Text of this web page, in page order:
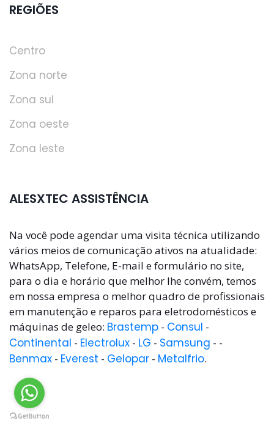
REGIÕES
Centro
Zona norte
Zona sul
Zona oeste
Zona leste
ALESXTEC ASSISTÊNCIA
Na você pode agendar uma visita técnica utilizando
vários meios de comunicação ativos na atualidade:
WhatsApp, Telefone, E-mail e formulário no site,
para o dia e horário que melhor lhe convém, temos
em nossa empresa o melhor quadro de profissionais
em manutenção e reparos para eletrodomésticos e
máquinas de geleo: Brastemp - Consul -
Continental - Electrolux - LG - Samsung - -
Benmax - Everest - Gelopar - Metalfrio.